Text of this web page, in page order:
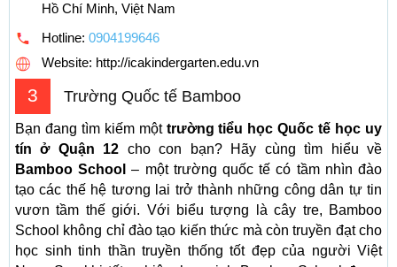
Hồ Chí Minh, Việt Nam
Hotline: 0904199646
Website: http://icakindergarten.edu.vn
3 Trường Quốc tế Bamboo
Bạn đang tìm kiếm một trường tiểu học Quốc tế học uy
tín ở Quận 12 cho con bạn? Hãy cùng tìm hiểu về
Bamboo School – một trường quốc tế có tầm nhìn đào
tạo các thế hệ tương lai trở thành những công dân tự tin
vươn tầm thế giới. Với biểu tượng là cây tre, Bamboo
School không chỉ đào tạo kiến thức mà còn truyền đạt cho
học sinh tinh thần truyền thống tốt đẹp của người Việt